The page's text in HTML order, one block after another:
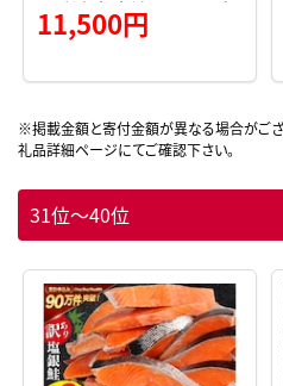
[足利本店 宮城県 気仙沼市
20564313] 魚 魚介類 鮭 お
11,500円
31位～40位